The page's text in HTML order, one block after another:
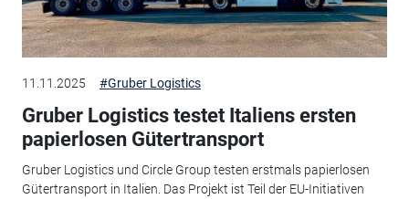
11.11.2025 #Gruber Logistics
Gruber Logistics testet Italiens ersten
papierlosen Gütertransport
Gruber Logistics und Circle Group testen erstmals papierlosen
Gütertransport in Italien. Das Projekt ist Teil der EU-Initiativen